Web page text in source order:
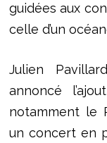
guidées aux
celle d’un
Julien
annoncé
notamment le
un concert en